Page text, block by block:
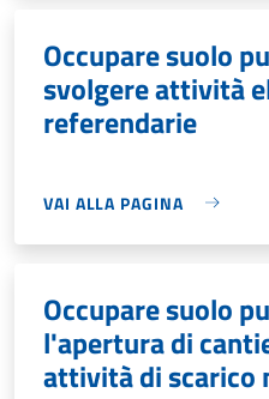
Occupare suolo
svolgere attività
referendarie
VAI ALLA PAGINA
Occupare suolo
l'apertura di
attività di scarico